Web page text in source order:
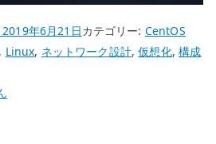
2019年6月21日カテゴリー: CentOS
, Linux, ネットワーク設計,仮想化,構成